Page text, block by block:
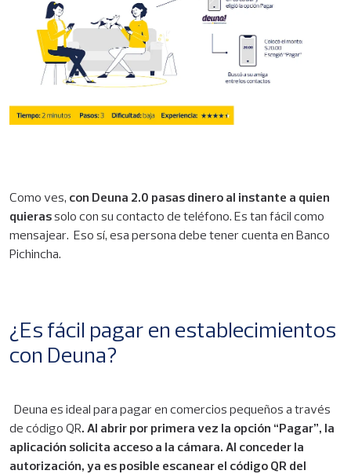
Como ves, con Deuna 2.0 pasas dinero al instante a quien
quierassolo con su contacto de teléfono. Es tan fácil como
mensajear. Eso sí, esa persona debe tener cuenta en Banco
Pichincha.
¿Es fácil pagar en establecimientos
con Deuna?
Deuna es ideal para pagar en comercios pequeños a través
de código QR. Al abrir por primera vez la opción “Pagar”, la
aplicación solicita acceso a la cámara. Al conceder la
autorización, ya es posible escanear el código QR del